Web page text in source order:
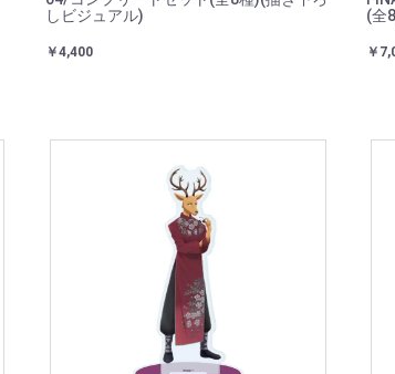
しビジュアル)
￥4,400
(全
￥